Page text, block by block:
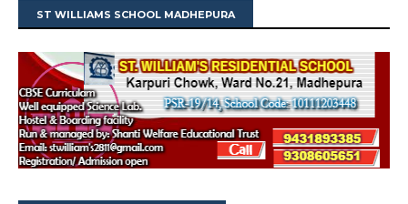
ST WILLIAMS SCHOOL MADHEPURA